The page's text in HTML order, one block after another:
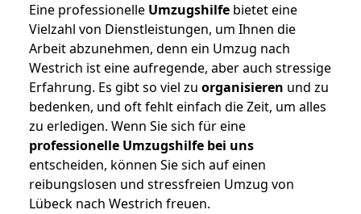
Eine professionelle Umzugshilfe bietet eine
Vielzahl von Dienstleistungen, um Ihnen die
Arbeit abzunehmen, denn ein Umzug nach
Westrich ist eine aufregende, aber auch stressige
Erfahrung. Es gibt so viel zu organisieren und zu
bedenken, und oft fehlt einfach die Zeit, um alles
zu erledigen. Wenn Sie sich für eine
professionelle Umzugshilfe bei uns
entscheiden, können Sie sich auf einen
reibungslosen und stressfreien Umzug von
Lübeck nach Westrich freuen.